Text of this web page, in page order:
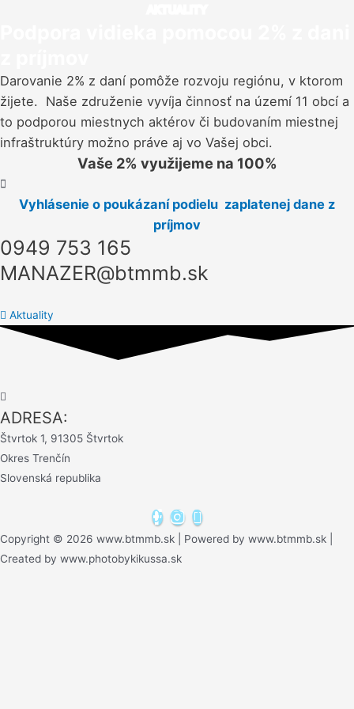
Darovanie 2% z daní pomôže rozvoju regiónu, v ktorom
žijete. Naše združenie vyvíja činnosť na území 11 obcí a
to podporou miestnych aktérov či budovaním miestnej
infraštruktúry možno práve aj vo Vašej obci.
Vaše 2% využijeme na 100%
Vyhlásenie o poukázaní podielu zaplatenej dane z
príjmov
0949 753 165
MANAZER@btmmb.sk
Aktuality
ADRESA:
Štvrtok 1, 91305 Štvrtok
Okres Trenčín
Slovenská republika
Copyright © 2026 www.btmmb.sk | Powered by www.btmmb.sk |
Created by www.photobykikussa.sk